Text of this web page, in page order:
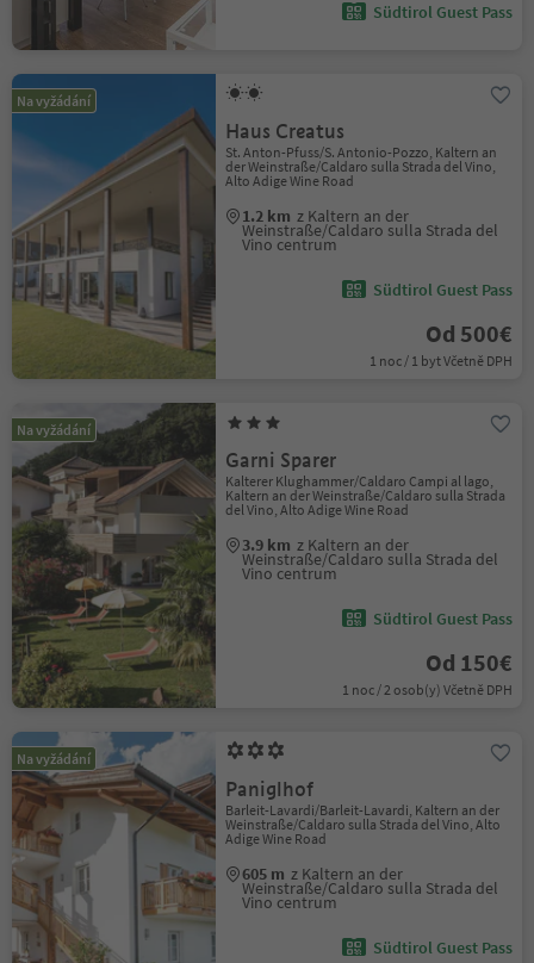
Südtirol Guest Pass
Na vyžádání
Haus Creatus
St. Anton-Pfuss/S. Antonio-Pozzo, Kaltern an
der Weinstraße/Caldaro sulla Strada del Vino,
Alto Adige Wine Road
1.2 km z Kaltern an der
Weinstraße/Caldaro sulla Strada del
Vino centrum
Südtirol Guest Pass
Od 500€
1 noc / 1 byt Včetně DPH
Na vyžádání
Garni Sparer
Kalterer Klughammer/Caldaro Campi al lago,
Kaltern an der Weinstraße/Caldaro sulla Strada
del Vino, Alto Adige Wine Road
3.9 km z Kaltern an der
Weinstraße/Caldaro sulla Strada del
Vino centrum
Südtirol Guest Pass
Od 150€
1 noc / 2 osob(y) Včetně DPH
Na vyžádání
Paniglhof
Barleit-Lavardi/Barleit-Lavardi, Kaltern an der
Weinstraße/Caldaro sulla Strada del Vino, Alto
Adige Wine Road
605 m z Kaltern an der
Weinstraße/Caldaro sulla Strada del
Vino centrum
Südtirol Guest Pass